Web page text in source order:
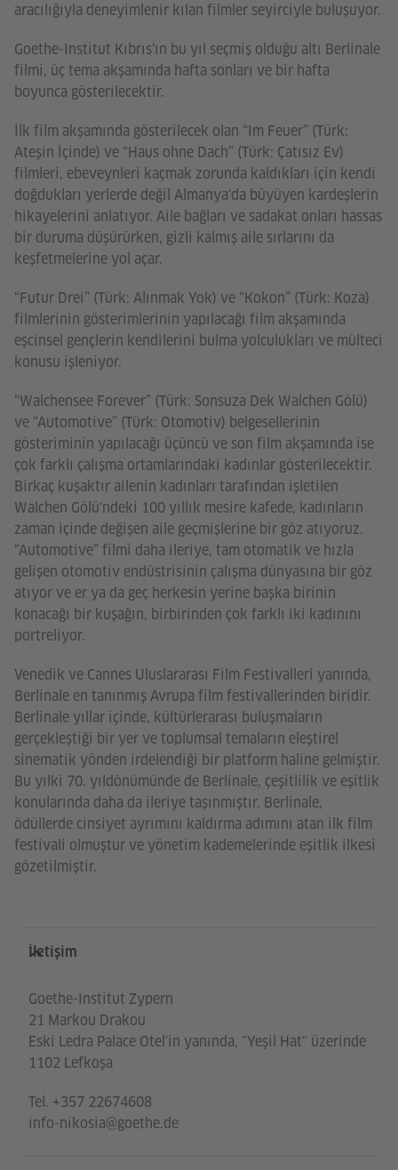
aracılığıyla deneyimlenir kılan filmler seyirciyle buluşuyor.
Goethe-Institut Kıbrıs‘ın bu yıl seçmiş olduğu altı Berlinale
filmi, üç tema akşamında hafta sonları ve bir hafta
boyunca gösterilecektir.
İlk film akşamında gösterilecek olan “Im Feuer” (Türk:
Ateşin İçinde) ve “Haus ohne Dach” (Türk: Çatısız Ev)
filmleri, ebeveynleri kaçmak zorunda kaldıkları için kendi
doğdukları yerlerde değil Almanya‘da büyüyen kardeşlerin
hikayelerini anlatıyor. Aile bağları ve sadakat onları hassas
bir duruma düşürürken, gizli kalmış aile sırlarını da
keşfetmelerine yol açar.
“Futur Drei” (Türk: Alınmak Yok) ve “Kokon” (Türk: Koza)
filmlerinin gösterimlerinin yapılacağı film akşamında
eşcinsel gençlerin kendilerini bulma yolculukları ve mülteci
konusu işleniyor.
“Walchensee Forever” (Türk: Sonsuza Dek Walchen Gölü)
ve “Automotive” (Türk: Otomotiv) belgesellerinin
gösteriminin yapılacağı üçüncü ve son film akşamında ise
çok farklı çalışma ortamlarındaki kadınlar gösterilecektir.
Birkaç kuşaktır ailenin kadınları tarafından işletilen
Walchen Gölü'ndeki 100 yıllık mesire kafede, kadınların
zaman içinde değişen aile geçmişlerine bir göz atıyoruz.
“Automotive” filmi daha ileriye, tam otomatik ve hızla
gelişen otomotiv endüstrisinin çalışma dünyasına bir göz
atıyor ve er ya da geç herkesin yerine başka birinin
konacağı bir kuşağın, birbirinden çok farklı iki kadınını
portreliyor.
Venedik ve Cannes Uluslararası Film Festivalleri yanında,
Berlinale en tanınmış Avrupa film festivallerinden biridir.
Berlinale yıllar içinde, kültürlerarası buluşmaların
gerçekleştiği bir yer ve toplumsal temaların eleştirel
sinematik yönden irdelendiği bir platform haline gelmiştir.
Bu yılki 70. yıldönümünde de Berlinale, çeşitlilik ve eşitlik
konularında daha da ileriye taşınmıştır. Berlinale,
ödüllerde cinsiyet ayrımını kaldırma adımını atan ilk film
festivali olmuştur ve yönetim kademelerinde eşitlik ilkesi
gözetilmiştir.
Service- und Informationsbereich
İletişim
Goethe-Institut Zypern
21 Markou Drakou
Eski Ledra Palace Otel'in yanında, "Yeşil Hat" üzerinde
1102 Lefkoşa
Tel. +357 22674608
info-nikosia@goethe.de